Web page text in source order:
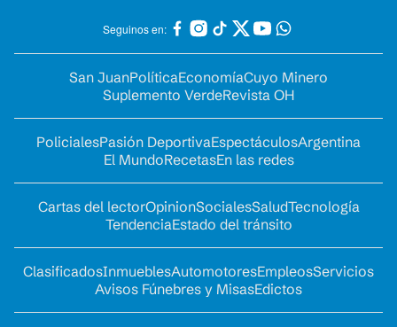
Seguinos en:
San JuanPolíticaEconomíaCuyo Minero
Suplemento VerdeRevista OH
PolicialesPasión DeportivaEspectáculosArgentina
El MundoRecetasEn las redes
Cartas del lectorOpinionSocialesSaludTecnología
TendenciaEstado del tránsito
ClasificadosInmueblesAutomotoresEmpleosServicios
Avisos Fúnebres y MisasEdictos